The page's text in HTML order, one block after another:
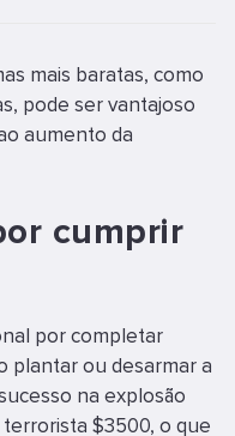
mais baratas, como
pode ser vantajoso
aumento da
cumprir
por completar
plantar ou desarmar a
na explosão
$3500, o que